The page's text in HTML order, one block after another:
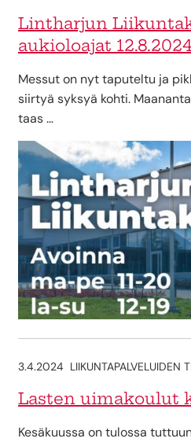
Lintharjun
aukioloajat
Messut on nyt taputeltu ja
siirtyä syksyä kohti.
taas …
3.4.2024 LIIKUNTAPALVELUIDEN
Lasten uimakoulut
Kesäkuussa on tulossa